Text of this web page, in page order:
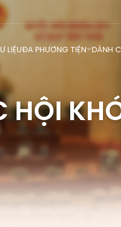
LIỆUĐA PHƯƠNG TIỆN DÀNH
HỘI